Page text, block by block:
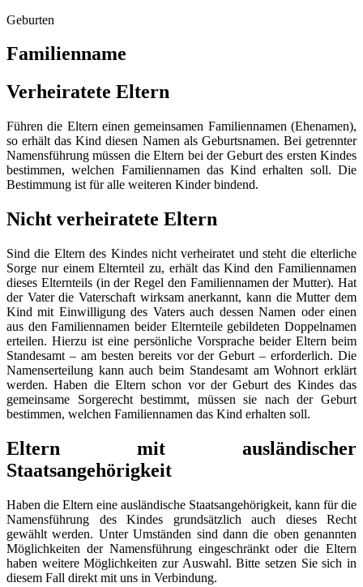
Geburten
Familienname
Verheiratete Eltern
Führen die Eltern einen gemeinsamen Familiennamen (Ehenamen),
so erhält das Kind diesen Namen als Geburtsnamen. Bei getrennter
Namensführung müssen die Eltern bei der Geburt des ersten Kindes
bestimmen, welchen Familiennamen das Kind erhalten soll. Die
Bestimmung ist für alle weiteren Kinder bindend.
Nicht verheiratete Eltern
Sind die Eltern des Kindes nicht verheiratet und steht die elterliche
Sorge nur einem Elternteil zu, erhält das Kind den Familiennamen
dieses Elternteils (in der Regel den Familiennamen der Mutter). Hat
der Vater die Vaterschaft wirksam anerkannt, kann die Mutter dem
Kind mit Einwilligung des Vaters auch dessen Namen oder einen
aus den Familiennamen beider Elternteile gebildeten Doppelnamen
erteilen. Hierzu ist eine persönliche Vorsprache beider Eltern beim
Standesamt – am besten bereits vor der Geburt – erforderlich. Die
Namenserteilung kann auch beim Standesamt am Wohnort erklärt
werden. Haben die Eltern schon vor der Geburt des Kindes das
gemeinsame Sorgerecht bestimmt, müssen sie nach der Geburt
bestimmen, welchen Familiennamen das Kind erhalten soll.
Eltern mit ausländischer
Staatsangehörigkeit
Haben die Eltern eine ausländische Staatsangehörigkeit, kann für die
Namensführung des Kindes grundsätzlich auch dieses Recht
gewählt werden. Unter Umständen sind dann die oben genannten
Möglichkeiten der Namensführung eingeschränkt oder die Eltern
haben weitere Möglichkeiten zur Auswahl. Bitte setzen Sie sich in
diesem Fall direkt mit uns in Verbindung.